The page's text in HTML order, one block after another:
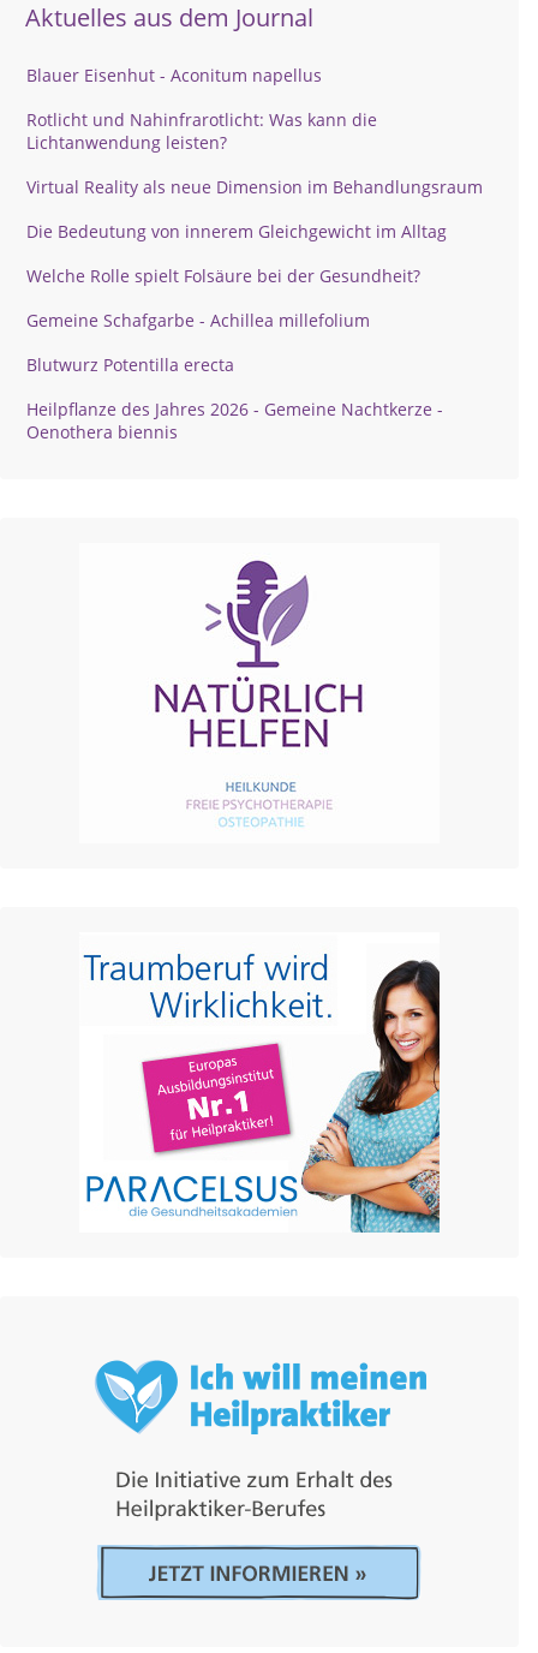
Aktuelles aus dem Journal
Blauer Eisenhut - Aconitum napellus
Rotlicht und Nahinfrarotlicht: Was kann die
Lichtanwendung leisten?
Virtual Reality als neue Dimension im Behandlungsraum
Die Bedeutung von innerem Gleichgewicht im Alltag
Welche Rolle spielt Folsäure bei der Gesundheit?
Gemeine Schafgarbe - Achillea millefolium
Blutwurz Potentilla erecta
Heilpflanze des Jahres 2026 - Gemeine Nachtkerze -
Oenothera biennis